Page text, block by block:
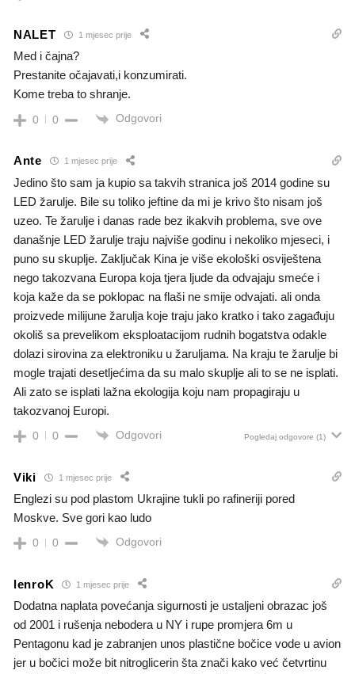
NALET 1 mjesec prije
Med i čajna?
Prestanite očajavati,i konzumirati.
Kome treba to shranje.
0 0 Odgovori
Ante 1 mjesec prije
Jedino što sam ja kupio sa takvih stranica još 2014 godine su
LED žarulje. Bile su toliko jeftine da mi je krivo što nisam još
uzeo. Te žarulje i danas rade bez ikakvih problema, sve ove
današnje LED žarulje traju najviše godinu i nekoliko mjeseci, i
puno su skuplje. Zaključak Kina je više ekološki osviještena
nego takozvana Europa koja tjera ljude da odvajaju smeće i
koja kaže da se poklopac na flaši ne smije odvajati. ali onda
proizvede milijune žarulja koje traju jako kratko i tako zagađuju
okoliš sa prevelikom eksploatacijom rudnih bogatstva odakle
dolazi sirovina za elektroniku u žaruljama. Na kraju te žarulje bi
mogle trajati desetljećima da su malo skuplje ali to se ne isplati.
Ali zato se isplati lažna ekologija koju nam propagiraju u
takozvanoj Europi.
0 0 Odgovori Pogledaj odgovore (1)
Viki 1 mjesec prije
Englezi su pod plastom Ukrajine tukli po rafineriji pored
Moskve. Sve gori kao ludo
0 0 Odgovori
lenroK 1 mjesec prije
Dodatna naplata povećanja sigurnosti je ustaljeni obrazac još
od 2001 i rušenja nebodera u NY i rupe promjera 6m u
Pentagonu kad je zabranjen unos plastične bočice vode u avion
jer u bočici može bit nitroglicerin šta znači kako već četvrtinu